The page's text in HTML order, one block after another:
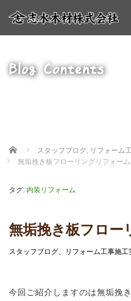
Blog Contents
Home スタッフブログ, リフォーム
無垢挽き板フローリングリフォーム
タグ: 内装リフォーム
無垢挽き板フロー
スタッフブログ、 リフォーム工事施工
今回ご紹介しますのは無垢挽